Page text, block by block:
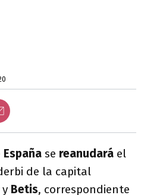
España se reanudará el
de la capital
y Betis, correspondiente